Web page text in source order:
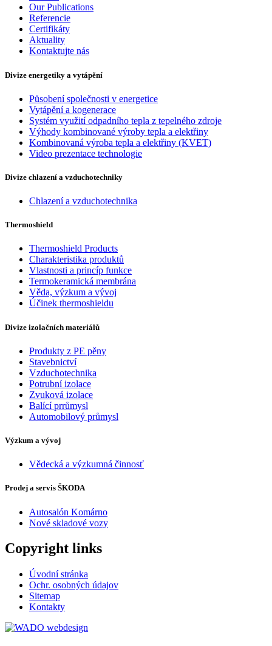
Our Publications
Referencie
Certifikáty
Aktuality
Kontaktujte nás
Divize energetiky a vytápění
Působení společnosti v energetice
Vytápění a kogenerace
Systém využití odpadního tepla z tepelného zdroje
Výhody kombinované výroby tepla a elektřiny
Kombinovaná výroba tepla a elektřiny (KVET)
Video prezentace technologie
Divize chlazení a vzduchotechniky
Chlazení a vzduchotechnika
Thermoshield
Thermoshield Products
Charakteristika produktů
Vlastnosti a princíp funkce
Termokeramická membrána
Věda, výzkum a vývoj
Účinek thermoshieldu
Divize izolačních materiálů
Produkty z PE pěny
Stavebnictví
Vzduchotechnika
Potrubní izolace
Zvuková izolace
Balící prrůmysl
Automobilový průmysl
Výzkum a vývoj
Vědecká a výzkumná činnosť
Prodej a servis ŠKODA
Autosalón Komárno
Nové skladové vozy
Copyright links
Úvodní stránka
Ochr. osobných údajov
Sitemap
Kontakty